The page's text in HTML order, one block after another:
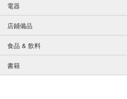
電器
店鋪備品
食品 & 飲料
書籍